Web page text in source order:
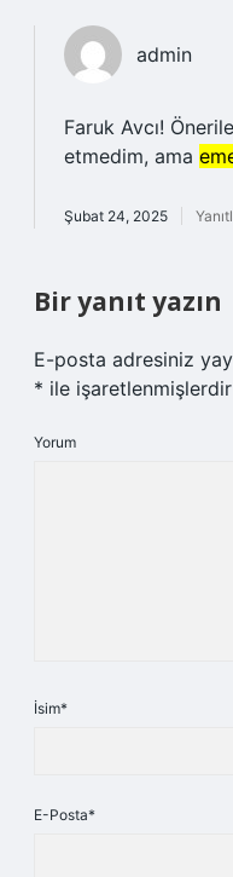
admin
Faruk Avcı!
etmedim, ama
Şubat 24, 2025
Bir yanıt yazın
E-posta adresiniz
* ile işaretlenmişlerdir
Yorum
İsim*
E-Posta*